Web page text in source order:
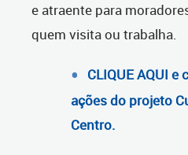
e atraente para
quem visita ou trabalha.
CLIQUE AQUI
ações do projeto
Centro.